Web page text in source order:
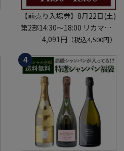
【前売り入場券】8月22日(土)
第2部14:30～18:00 リカマン
ウイスキーメッセ in京都
2026 1枚
入場券となるeチケットは【8
月中旬】にメールにて配信予
※代引き決済不可
4,091円 （税込4,500円）